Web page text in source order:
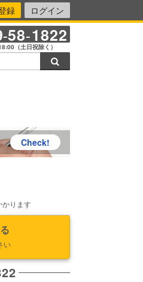
録 ログイン
-58-1822
（土日祝除く）
Check!
かります
い